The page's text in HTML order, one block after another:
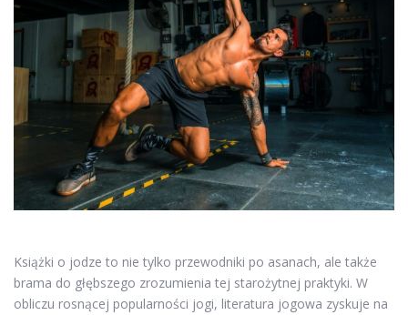
Książki o jodze to nie tylko przewodniki po asanach, ale także
brama do głębszego zrozumienia tej starożytnej praktyki. W
obliczu rosnącej popularności jogi, literatura jogowa zyskuje na